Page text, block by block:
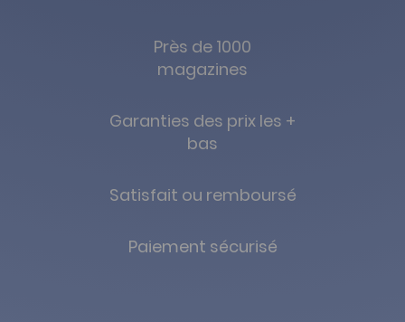
Près de 1000
magazines
Garanties des prix les +
bas
Satisfait ou remboursé
Paiement sécurisé